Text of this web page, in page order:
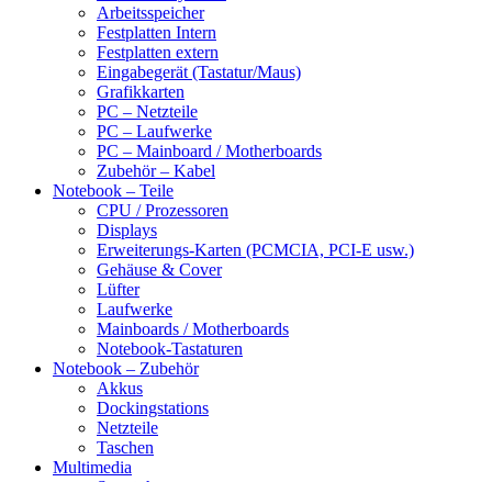
Arbeitsspeicher
Festplatten Intern
Festplatten extern
Eingabegerät (Tastatur/Maus)
Grafikkarten
PC – Netzteile
PC – Laufwerke
PC – Mainboard / Motherboards
Zubehör – Kabel
Notebook – Teile
CPU / Prozessoren
Displays
Erweiterungs-Karten (PCMCIA, PCI-E usw.)
Gehäuse & Cover
Lüfter
Laufwerke
Mainboards / Motherboards
Notebook-Tastaturen
Notebook – Zubehör
Akkus
Dockingstations
Netzteile
Taschen
Multimedia